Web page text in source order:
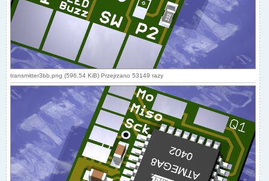
transmitter3bb.png (596.54 KiB) Przejrzano 53149 razy